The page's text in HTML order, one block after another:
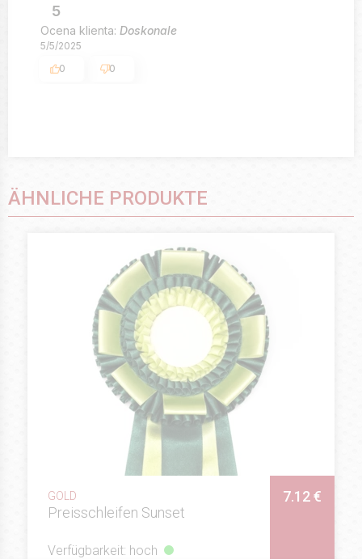
5
Ocena klienta: Doskonale
5/5/2025
0
0
ÄHNLICHE PRODUKTE
GOLD
Preisschleifen Sunset
7.12 €
Verfügbarkeit: hoch